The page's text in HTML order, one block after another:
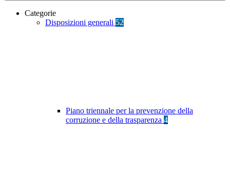
Categorie
Disposizioni generali 52
Piano triennale per la prevenzione della
corruzione e della trasparenza 4